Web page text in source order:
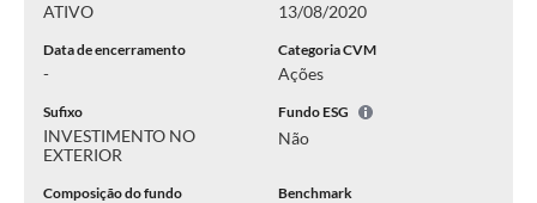
ATIVO 13/08/2020
Data de encerramento
-
Categoria CVM
Ações
Sufixo
INVESTIMENTO NO
EXTERIOR
Fundo ESG
Não
Composição do fundo Benchmark